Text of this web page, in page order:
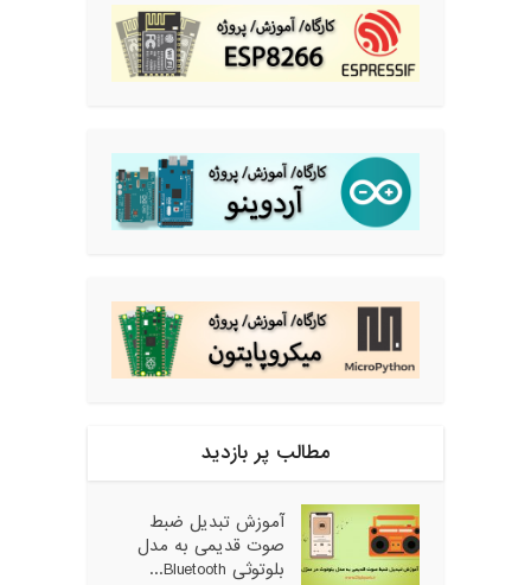
مطالب پر بازدید
آموزش تبدیل ضبط
صوت قدیمی به مدل
بلوتوثی Bluetooth...